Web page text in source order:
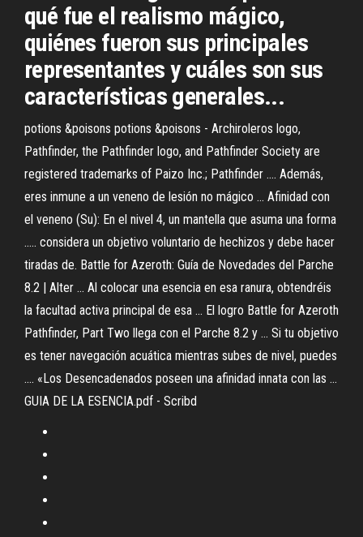
qué fue el realismo mágico,
quiénes fueron sus principales
representantes y cuáles son sus
características generales...
potions &poisons potions &poisons - Archiroleros logo,
Pathfinder, the Pathfinder logo, and Pathfinder Society are
registered trademarks of Paizo Inc.; Pathfinder .... Además,
eres inmune a un veneno de lesión no mágico ... Afinidad con
el veneno (Su): En el nivel 4, un mantella que asuma una forma
..... considera un objetivo voluntario de hechizos y debe hacer
tiradas de. Battle for Azeroth: Guía de Novedades del Parche
8.2 | Alter ... Al colocar una esencia en esa ranura, obtendréis
la facultad activa principal de esa ... El logro Battle for Azeroth
Pathfinder, Part Two llega con el Parche 8.2 y ... Si tu objetivo
es tener navegación acuática mientras subes de nivel, puedes
.... «Los Desencadenados poseen una afinidad innata con las ...
GUIA DE LA ESENCIA.pdf - Scribd